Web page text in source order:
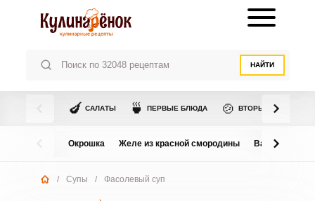
НАЙТИ
🍆 САЛАТЫ 🍵 ПЕРВЫЕ БЛЮДА 🍲 ВТОРЫЕ БЛЮДА
Окрошка Желе из красной смородины Варенье из
/ Супы / Фасолевый суп